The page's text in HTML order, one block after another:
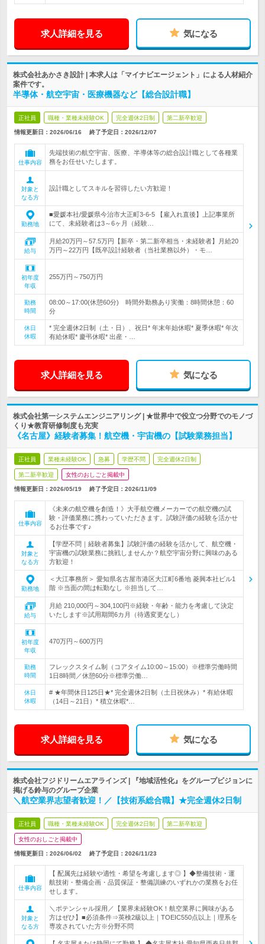
求人詳細を見る 気になる
株式会社あかさき設計 | 本求人は「マイナビエージェント」による人材紹介
案件です。
半導体・航空宇宙・医療機器など【総合設計職】
正社員 職種・業種未経験OK 完全週休2日制 第二新卒歓迎
情報更新日：2026/06/16 終了予定日： 2026/12/07
仕事内容
先端技術の航空宇宙、医療、半導体等の総合設計職として各種業
務をお任せいたします。
対象と
なる方
設計職としてスキルを習得したい方歓迎！
勤務地
■愛媛本社/愛媛県今治市大正町3-6-5 【雇入れ直後】上記事業所
にて、未経験者は3～6ヶ月（経験…
給与
月給20万円～57.5万円【新卒・第二新卒相当・未経験者】月給20
万円～22万円【既卒設計経験者（当社業務以外）・モ…
初年度
年収
255万円～750万円
勤務
時間
08:00～17:00(休憩60分) 時間外勤務あり実働：8時間休憩：60
分
休日
休暇
* 完全週休2日制（土・日）、祝日* 年末年始休暇* 夏季休暇* 年次
有給休暇* 慶弔休暇* 出産・…
求人詳細を見る 気になる
株式会社第一システムエンジニアリング | ★世界中で役立つ分野でのモノづ
くり★教育研修制度も充実
《名古屋》経験者募集！航空機・宇宙機の【試験業務担当】
正社員 業種未経験OK 急募 学歴不問 完全週休2日制
第二新卒歓迎 女性のおしごと掲載中
情報更新日：2026/05/19 終了予定日： 2026/11/09
仕事内容
《未来の航空機を創造！》大手航空機メーカーでの航空機の試
験・評価業務に携わっていただきます。試験評価の経験を活かせ
るお仕事です♪
対象と
なる方
【学歴不問｜経験者募集】試験評価の経験を活かして、航空機・
宇宙機の試験業務に挑戦しませんか？航空宇宙分野に興味のある
方歓迎！
勤務地
＜大江事務所＞ 愛知県名古屋市港区大江町6番地 菱興本社ビル1
階 ※当面の間は転勤なし ※担当して…
給与
月給 210,000円～304,100円※経験・年齢・能力を考慮して決定
いたします※試用期間6カ月（待遇変更なし）
初年度
年収
470万円～600万円
勤務
時間
フレックスタイム制（コアタイム10:00～15:00）※標準労働時間
1日8時間／休憩60分※標準労働…
休日
休暇
# ★年間休日125日★* 完全週休2日制（土日祝休み）* 有給休暇
（14日～21日）* 積立休暇*…
求人詳細を見る 気になる
株式会社フジドリームエアラインズ | 『地域活性化』をグループビジョンに
掲げる鈴与のグループ企業
＼航空業界志望者歓迎！／【技術系総合職】★完全週休2日制
正社員 職種・業種未経験OK 完全週休2日制 第二新卒歓迎
女性のおしごと掲載中
情報更新日：2026/06/02 終了予定日： 2026/11/23
仕事内容
【 配属先は経験や適性・希望を考慮します◎ 】◆整備技術・運
航技術・整備企画・品質保証・整備訓練のいずれかの業務をお任
せします。
対象と
なる方
＼ポテンシャル採用／【業界未経験OK！航空業界に興味がある
方はぜひ】■必須条件⇒英検2級以上｜TOEIC550点以上｜理系を
専攻されていた方※分野不問